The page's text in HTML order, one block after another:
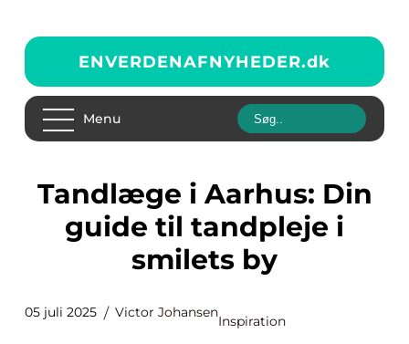
ENVERDENAFNYHEDER.dk
Menu
Tandlæge i Aarhus: Din
guide til tandpleje i
smilets by
05 juli 2025 Victor Johansen
Inspiration